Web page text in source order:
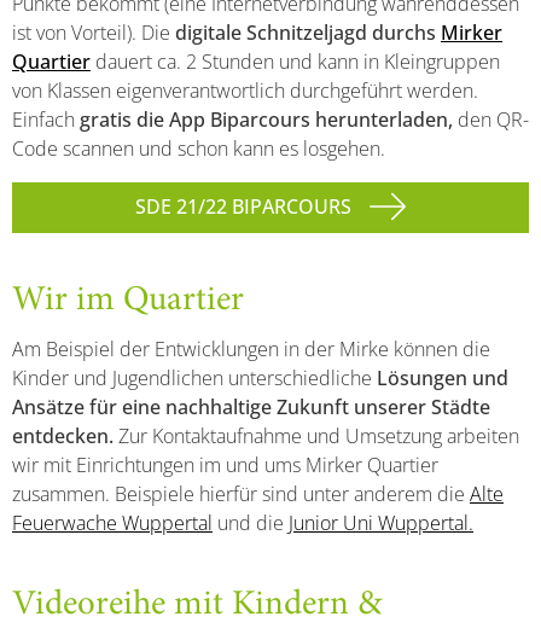
ist von Vorteil). Die digitale Schnitzeljagd durchs Mirker
Quartier dauert ca. 2 Stunden und kann in Kleingruppen
von Klassen eigenverantwortlich durchgeführt werden.
Einfach gratis die App Biparcours herunterladen, den QR-
Code scannen und schon kann es losgehen.
SDE 21/22 BIPARCOURS
Wir im Quartier
Am Beispiel der Entwicklungen in der Mirke können die
Kinder und Jugendlichen unterschiedliche Lösungen und
Ansätze für eine nachhaltige Zukunft unserer Städte
entdecken. Zur Kontaktaufnahme und Umsetzung arbeiten
wir mit Einrichtungen im und ums Mirker Quartier
zusammen. Beispiele hierfür sind unter anderem die Alte
Feuerwache Wuppertal und die Junior Uni Wuppertal.
Videoreihe mit Kindern &